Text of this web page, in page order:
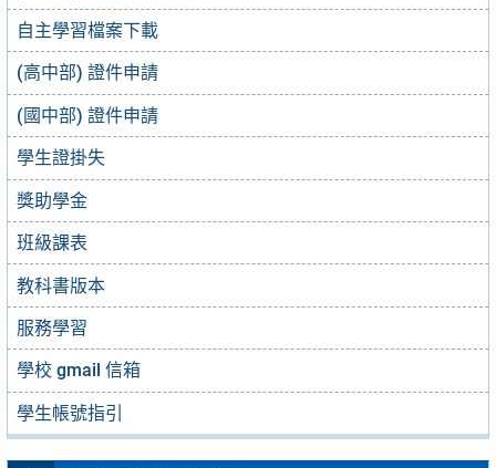
自主學習檔案下載
(高中部) 證件申請
(國中部) 證件申請
學生證掛失
獎助學金
班級課表
教科書版本
服務學習
學校 gmail 信箱
學生帳號指引